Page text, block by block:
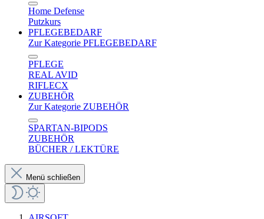
Home Defense
Putzkurs
PFLEGEBEDARF
Zur Kategorie PFLEGEBEDARF
PFLEGE
REAL AVID
RIFLECX
ZUBEHÖR
Zur Kategorie ZUBEHÖR
SPARTAN-BIPODS
ZUBEHÖR
BÜCHER / LEKTÜRE
Menü schließen